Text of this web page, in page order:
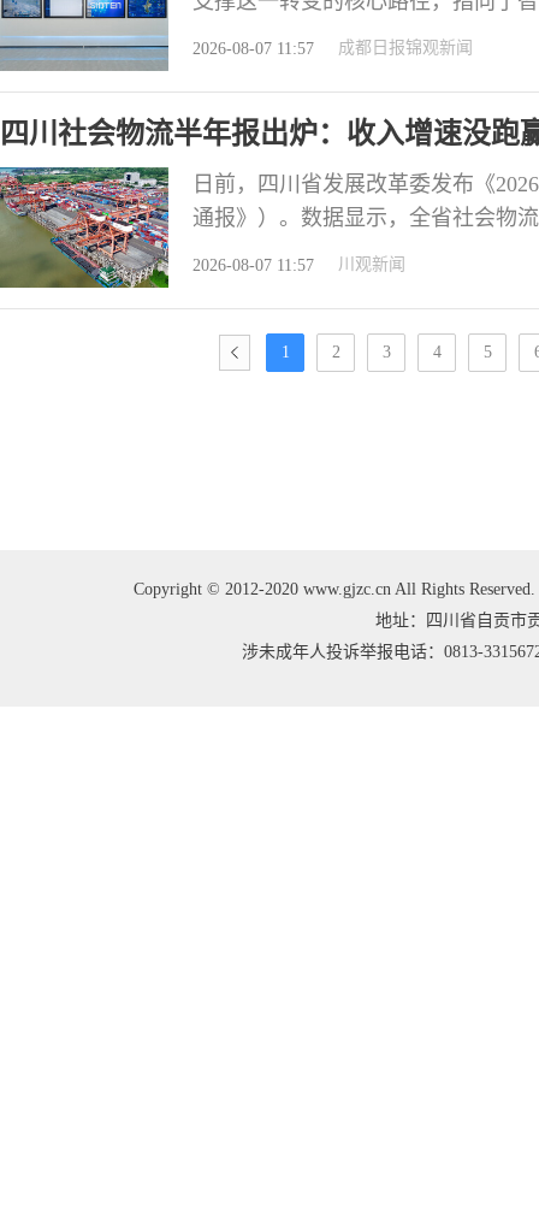
下简称“星图亿水”）研发的水利数
演进路径
2026-08-07 11:57 成都日报锦观新闻
四川社会物流半年报出炉：收入增速没跑
日前，四川省发展改革委发布《
通报》）。数据显示，全省社会物
分点。这一“降本”成效释放出积极
2026-08-07 11:57 川观新闻
1 2 3 4 5
Copyright © 2012-2020 www.gjzc.cn All Rights
地址：四川省自贡市
涉未成年人投诉举报电话：0813-